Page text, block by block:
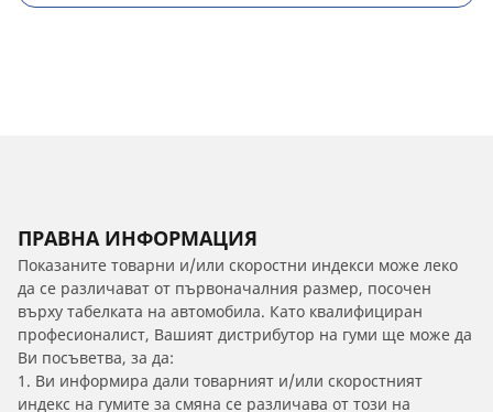
ПРАВНА ИНФОРМАЦИЯ
Показаните товарни и/или скоростни индекси може леко
да се различават от първоначалния размер, посочен
върху табелката на автомобила. Като квалифициран
професионалист, Вашият дистрибутор на гуми ще може да
Ви посъветва, за да:
1. Ви информира дали товарният и/или скоростният
индекс на гумите за смяна се различава от този на